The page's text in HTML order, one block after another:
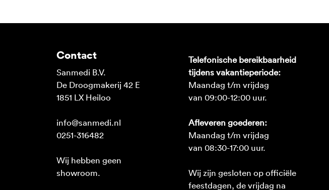
Contact
Sanmedi B.V.
De Droogmakerij 42 E
1851 LX Heiloo
info@sanmedi.nl
0251-316482
Wij hebben geen
showroom.
Telefonische bereikbaarheid
tijdens vakantieperiode:
Maandag t/m vrijdag
van 09:00-12:00 uur.
Afleveren goederen:
Maandag t/m vrijdag
van 08:30-17:00 uur.
Wij zijn gesloten op officiële
feestdagen, de vrijdag na